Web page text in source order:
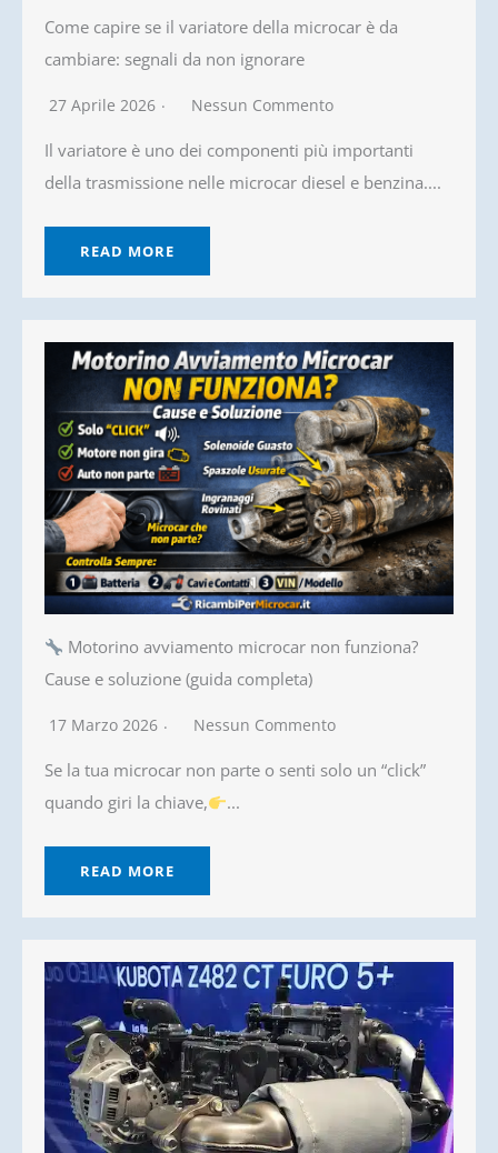
Come capire se il variatore della microcar è da
cambiare: segnali da non ignorare
27 Aprile 2026 Nessun Commento
Il variatore è uno dei componenti più importanti
della trasmissione nelle microcar diesel e benzina....
READ MORE
Motorino avviamento microcar non funziona?
Cause e soluzione (guida completa)
17 Marzo 2026 Nessun Commento
Se la tua microcar non parte o senti solo un “click”
quando giri la chiave,
...
READ MORE